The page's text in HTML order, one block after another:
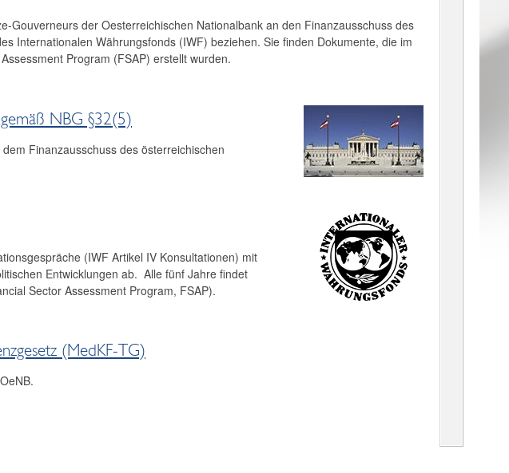
Gouverneurs der Oesterreichischen Nationalbank an den Finanzausschuss des
Internationalen Währungsfonds (IWF) beziehen. Sie finden Dokumente, die im
Program (FSAP) erstellt wurden.
gemäß NBG §32(5)
Finanzausschuss des österreichischen
(IWF Artikel IV Konsultationen) mit
Entwicklungen ab. Alle fünf Jahre findet
Sector Assessment Program, FSAP).
(MedKF-TG)